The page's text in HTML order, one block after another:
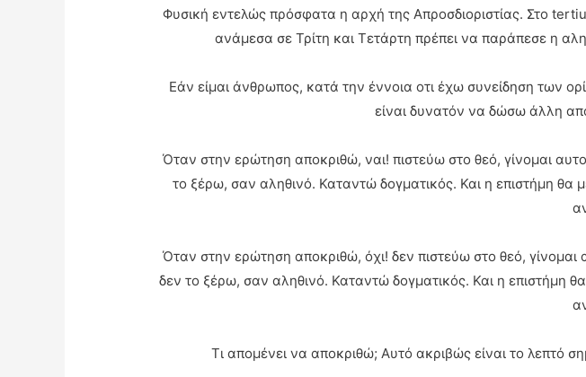
Φυσική εντελώς πρόσφατα η αρχή της Απροσδιοριστίας. Στο
ανάμεσα σε Τρίτη και Τετάρτη πρέπει να παράπεσε η
Εάν είμαι άνθρωπος, κατά την έννοια οτι έχω συνείδηση των
είναι δυνατόν να δώσω άλλη
Όταν στην ερώτηση αποκριθώ, ναι! πιστεύω στο θεό, γίνομαι
το ξέρω, σαν αληθινό. Καταντώ δογματικός. Και η επιστήμη θα
Όταν στην ερώτηση αποκριθώ, όχι! δεν πιστεύω στο θεό, γίνομαι
δεν το ξέρω, σαν αληθινό. Καταντώ δογματικός. Και η επιστήμη
Τι απομένει να αποκριθώ; Αυτό ακριβώς είναι το λεπτό